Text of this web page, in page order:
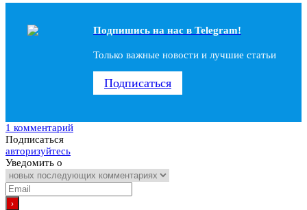
Подпишись на наc в Telegram!
Только важные новости и лучшие статьи
Подписаться
1 комментарий
Подписаться
авторизуйтесь
Уведомить о